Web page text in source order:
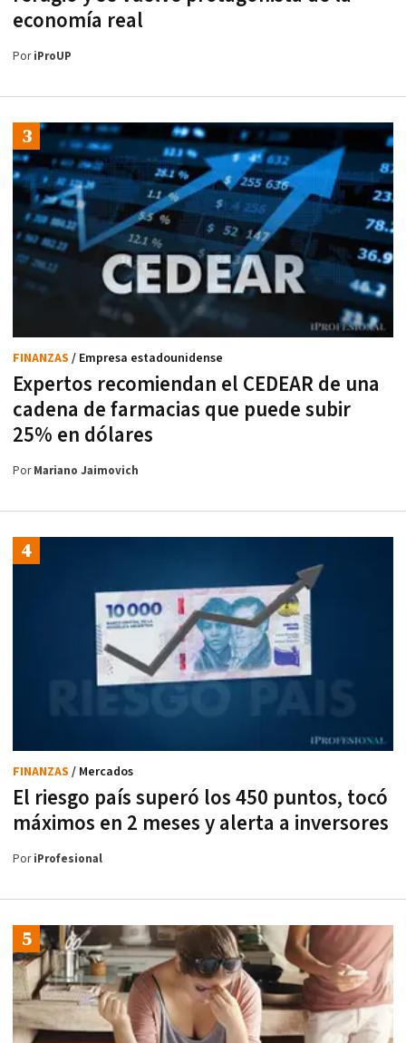
economía real
PoriProUP
Expertos recomiendan el CEDEAR de una
cadena de farmacias que puede subir
25% en dólares
FINANZAS / Empresa estadounidense
PorMariano Jaimovich
El riesgo país superó los 450 puntos, tocó
máximos en 2 meses y alerta a inversores
FINANZAS / Mercados
PoriProfesional